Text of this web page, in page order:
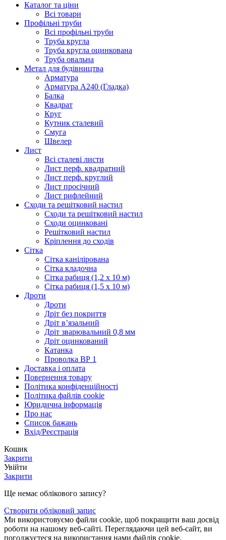
Каталог та ціни
Всі товари
Профільні труби
Всі профільні труби
Труба кругла
Труба кругла оцинкована
Труба овальна
Метал для будівництва
Арматура
Арматура А240 (Гладка)
Балка
Квадрат
Круг
Кутник сталевий
Смуга
Швелер
Лист
Всі сталеві листи
Лист перф. квадратний
Лист перф. круглий
Лист просічний
Лист рифлейний
Сходи та решітковий настил
Сходи та решітковий настил
Сходи оцинковані
Решітковий настил
Кріплення до сходів
Сітка
Сітка канілірована
Сітка кладочна
Сітка рабиця (1,2 x 10 м)
Сітка рабиця (1,5 x 10 м)
Дроти
Дроти
Дріт без покриття
Дріт в’язальний
Дріт зварювальний 0,8 мм
Дріт оцинкований
Катанка
Проволка ВР 1
Доставка і оплата
Повернення товару
Політика конфіденційності
Політика файлів cookie
Юридична інформація
Про нас
Список бажань
Вхід/Реєстрація
Кошик
Закрити
Увійти
Закрити
Ще немає облікового запису?
Створити обліковий запис
Ми використовуємо файли cookie, щоб покращити ваш досвід
роботи на нашому веб-сайті. Переглядаючи цей веб-сайт, ви
погоджуєтеся на використання нами файлів cookie.